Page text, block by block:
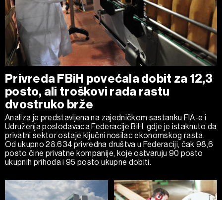
Privreda FBiH povećala dobit za 12,3
posto, ali troškovi rada rastu
dvostruko brže
Analiza je predstavljena na zajedničkom sastanku FIA-e i
Udruženja poslodavaca Federacije BiH, gdje je istaknuto da
privatni sektor ostaje ključni nosilac ekonomskog rasta.
Od ukupno 28.634 privredna društva u Federaciji, čak 98,6
posto čine privatne kompanije, koje ostvaruju 90 posto
ukupnih prihoda i 95 posto ukupne dobiti.